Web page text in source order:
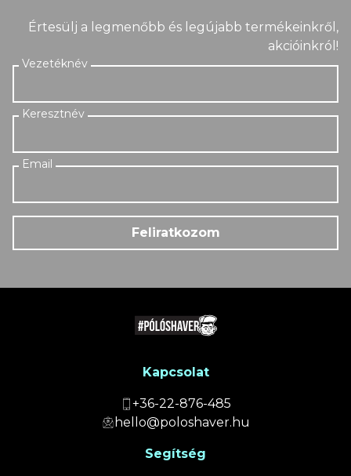
Értesülj a legmenőbb és legújabb termékeinkről,
akcióinkról!
Feliratkozom
Kapcsolat
+36-22-876-485
hello@poloshaver.hu
Segítség